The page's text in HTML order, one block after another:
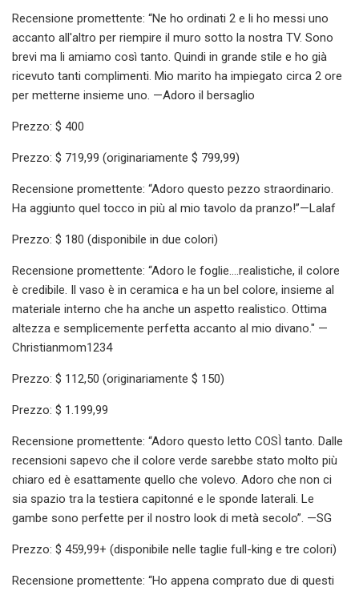
Recensione promettente: “Ne ho ordinati 2 e li ho messi uno
accanto all'altro per riempire il muro sotto la nostra TV. Sono
brevi ma li amiamo così tanto. Quindi in grande stile e ho già
ricevuto tanti complimenti. Mio marito ha impiegato circa 2 ore
per metterne insieme uno. —Adoro il bersaglio
Prezzo: $ 400
Prezzo: $ 719,99 (originariamente $ 799,99)
Recensione promettente: “Adoro questo pezzo straordinario.
Ha aggiunto quel tocco in più al mio tavolo da pranzo!”—Lalaf
Prezzo: $ 180 (disponibile in due colori)
Recensione promettente: “Adoro le foglie….realistiche, il colore
è credibile. Il vaso è in ceramica e ha un bel colore, insieme al
materiale interno che ha anche un aspetto realistico. Ottima
altezza e semplicemente perfetta accanto al mio divano." —
Christianmom1234
Prezzo: $ 112,50 (originariamente $ 150)
Prezzo: $ 1.199,99
Recensione promettente: “Adoro questo letto COSÌ tanto. Dalle
recensioni sapevo che il colore verde sarebbe stato molto più
chiaro ed è esattamente quello che volevo. Adoro che non ci
sia spazio tra la testiera capitonné e le sponde laterali. Le
gambe sono perfette per il nostro look di metà secolo”. —SG
Prezzo: $ 459,99+ (disponibile nelle taglie full-king e tre colori)
Recensione promettente: “Ho appena comprato due di questi